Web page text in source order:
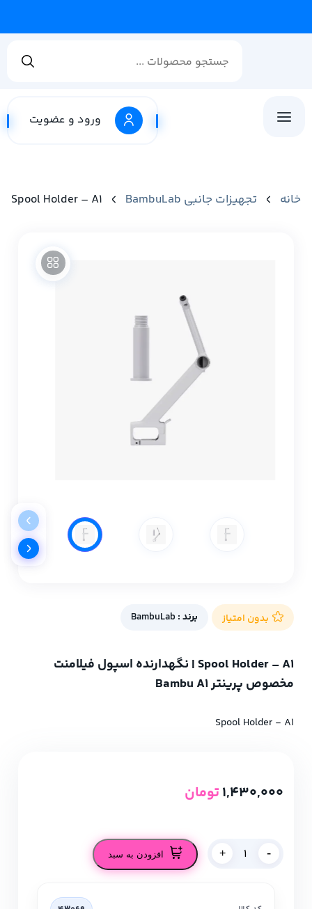
ورود و عضویت
خانه تجهیزات جانبی BambuLab Spool Holder – A1 | نگهدارنده اسپول فیلامنت مخصوص پرینتر Bambu A1
بدون امتیاز برند :BambuLab
Spool Holder – A1 | نگهدارنده اسپول فیلامنت
مخصوص پرینتر Bambu A1
Spool Holder - A1
1,430,000تومان
-
+ افزودن به سبد